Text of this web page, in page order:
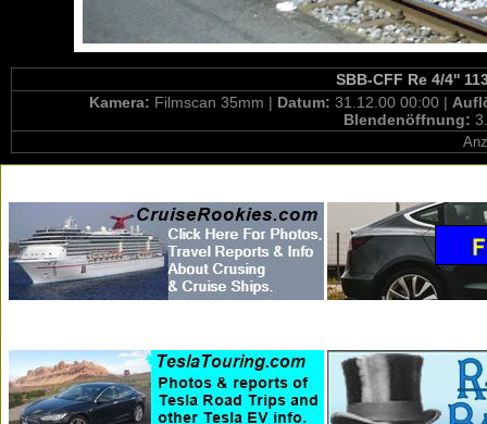
SBB-CFF Re 4/4''
Kamera: Filmscan 35mm | Datum: 31.12.00 00:00 |
Blendenöffnung: